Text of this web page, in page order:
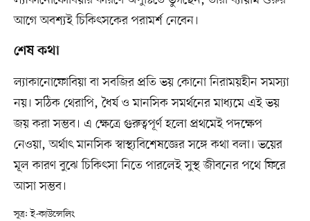
আগে অবশ্যই চিকিৎসকের পরামর্শ নেবেন।
শেষ কথা
ল্যাকানোফোবিয়া বা সবজির প্রতি ভয় কোনো নিরাময়হীন সমস্যা
নয়। সঠিক থেরাপি, ধৈর্য ও মানসিক সমর্থনের মাধ্যমে এই ভয়
জয় করা সম্ভব। এ ক্ষেত্রে গুরুত্বপূর্ণ হলো প্রথমেই পদক্ষেপ
নেওয়া, অর্থাৎ মানসিক স্বাস্থ্যবিশেষজ্ঞের সঙ্গে কথা বলা। ভয়ের
মূল কারণ বুঝে চিকিৎসা নিতে পারলেই সুস্থ জীবনের পথে ফিরে
আসা সম্ভব।
সূত্র: ই-কাউন্সেলিং